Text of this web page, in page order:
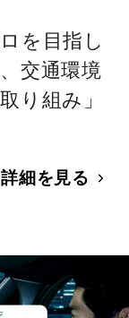
を目指し
交通環境
り組み」
詳細を見る